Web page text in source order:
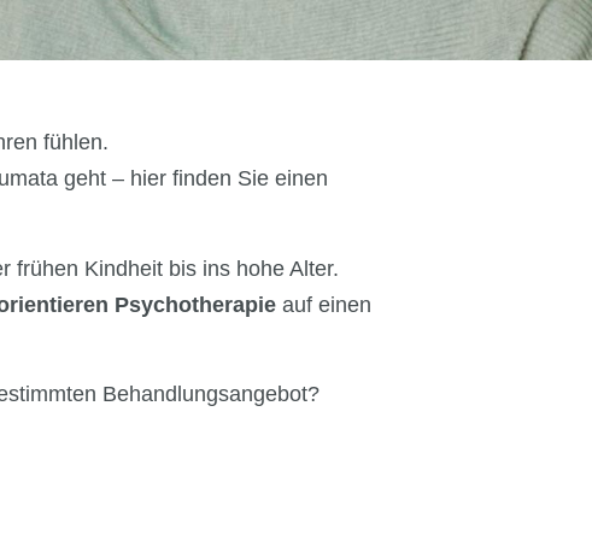
fühlen.
geht – hier finden Sie einen
frühen Kindheit bis ins hohe Alter.
Psychotherapie auf einen
Behandlungsangebot?